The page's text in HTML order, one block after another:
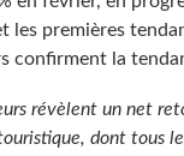
les premières
confirment la
révèlent un net
dont tous